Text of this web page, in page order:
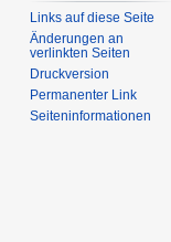
Links auf diese Seite
Änderungen an
verlinkten Seiten
Druckversion
Permanenter Link
Seiten­­informationen